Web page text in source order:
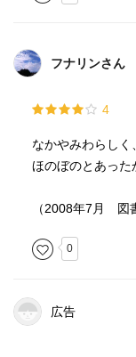
フナリンさん
4
なかやみわらしく、
ほのぼのとあった
（2008年7月 図
0
広告